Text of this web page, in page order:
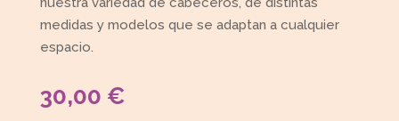
medidas y modelos que se adaptan a cualquier
espacio.
30,00 €